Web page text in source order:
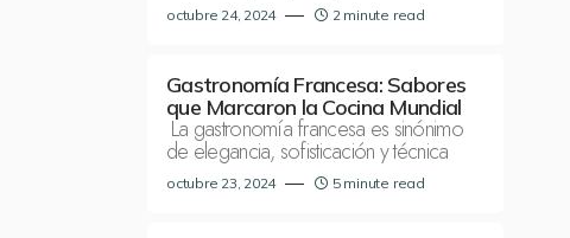
octubre 24, 2024 2 minute read
Gastronomía Francesa: Sabores
que Marcaron la Cocina Mundial
La gastronomía francesa es sinónimo
de elegancia, sofisticación y técnica
octubre 23, 2024 5 minute read